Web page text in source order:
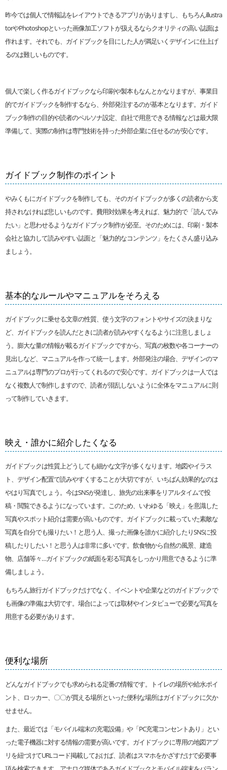
昨今では個人で情報誌をレイアウトできるアプリがありますし、もちろんillustra
torやPhotoshopといった画像加工ソフトが扱えるならクオリティの高い誌面は
作れます。それでも、ガイドブックを目にした人が満足いくデザインに仕上げ
るのは難しいものです。
個人で楽しく作るガイドブックなら印刷や製本もなんとかなりますが、事業目
的でガイドブックを制作するなら、外部発注するのが基本となります。ガイド
ブック制作の目的や読者のペルソナ設定、自社で用意できる情報などは最大限
準備して、実際の制作は専門技術を持った外部企業に任せるのが安心です。
ガイドブック制作のポイント
やみくもにガイドブックを制作しても、そのガイドブックが多くの読者から支
持されなければ悲しいものです。費用対効果を考えれば、魅力的で「読んでみ
たい」と思わせるようなガイドブック制作が必至。そのためには、印刷・製本
会社と協力して読みやすい誌面と「魅力的なコンテンツ」をたくさん盛り込み
ましょう。
基本的なルールやマニュアルをそろえる
ガイドブックに乗せる文章の性質、使う文字のフォントやサイズの決まりな
ど、ガイドブックを読んだときに読者が読みやすくなるように注意しましょ
う。膨大な量の情報が載るガイドブックですから、写真の枚数や各コーナーの
見出しなど、マニュアルを作って統一します。外部発注の場合、デザインのマ
ニュアルは専門のプロが行ってくれるので安心です。ガイドブックは一人では
なく複数人で制作しますので、読者が混乱しないように全体をマニュアルに則
って制作していきます。
映え・誰かに紹介したくなる
ガイドブックは性質上どうしても細かな文字が多くなります。地図やイラス
ト、デザイン配置で読みやすくすることが大切ですが、いちばん効果的なのは
やはり写真でしょう。今はSNSが発達し、旅先の出来事をリアルタイムで投
稿・閲覧できるようになっています。このため、いわゆる「映え」を意識した
写真やスポット紹介は需要が高いものです。ガイドブックに載っていた素敵な
写真を自分でも撮りたい！と思う人、撮った画像を誰かに紹介したりSNSに投
稿したりしたい！と思う人は非常に多いです。飲食物から自然の風景、建造
物、店舗等々…ガイドブックの紙面を彩る写真をしっかり用意できるように準
備しましょう。
もちろん旅行ガイドブックだけでなく、イベントや企業などのガイドブックで
も画像の準備は大切です。場合によっては取材やインタビューで必要な写真を
用意する必要があります。
便利な場所
どんなガイドブックでも求められる定番の情報です。トイレの場所や給水ポイ
ント、ロッカー、〇〇が買える場所といった便利な場所はガイドブックに欠か
せません。
また、最近では「モバイル端末の充電設備」や「PC充電コンセントあり」とい
った電子機器に対する情報の需要が高いです。ガイドブックに専用の地図アプ
リを紐づけてURLコード掲載しておけば、読者はスマホをかざすだけで必要事